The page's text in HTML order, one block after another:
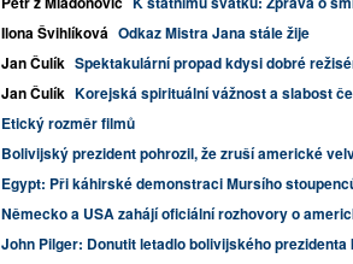
Ilona Švihlíková Odkaz Mistra Jana stále žije
Jan Čulík Spektakulární propad kdysi dobré
Jan Čulík Korejská spirituální vážnost a slabost
Etický rozměr filmů
Bolivijský prezident pohrozil, že zruší americké
Egypt: Při káhirské demonstraci Mursího
Německo a USA zahájí oficiální rozhovory o
John Pilger: Donutit letadlo bolivijského prezidenta